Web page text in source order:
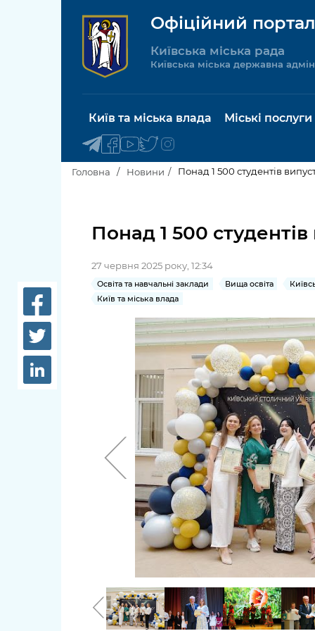
Офіційний
Київська міська рада
Київська міська державна
Київ та міська влада
Київська міська рада
Про Київ
Керівництво КМДА
Структура
Рішення та розпорядження
Проєкти розпоряджень, що
перебувають на погодженні
КМВА
Міські послуги
послуги
довідки
Лікарні
Освіта
заклади
Дороги,
парковки
Головна Новини Понад 1 500 студентів
Понад 1 500
27 червня 2025 року, 12:34
Освіта та навчальні заклади Вища освіта
Київ та міська влада